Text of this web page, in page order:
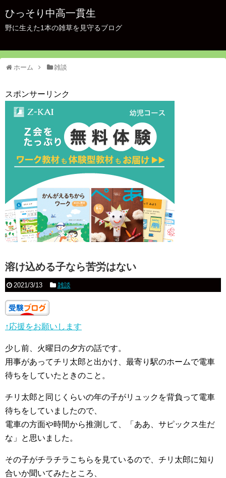
ひっそり中高一貫生
野に生えた1本の雑草を見守るブログ
ホーム 雑談
スポンサーリンク
溶け込める子なら苦労はない
2021/3/13 雑談
↑応援をお願いします
少し前、火曜日の夕方の話です。
用事があってチリ太郎と出かけ、最寄り駅のホームで電車
待ちをしていたときのこと。
チリ太郎と同じくらいの年の子がリュックを背負って電車
待ちをしていましたので、
電車の方面や時間から推測して、「ああ、サピックス生だ
な」と思いました。
その子がチラチラこちらを見ているので、チリ太郎に知り
合いか聞いてみたところ、